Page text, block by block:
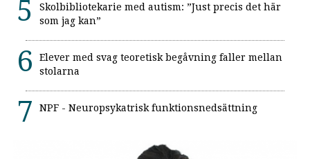
Skolbibliotekarie med autism: ”Just precis det här
som jag kan”
Elever med svag teoretisk begåvning faller mellan
stolarna
NPF - Neuropsykatrisk funktionsnedsättning